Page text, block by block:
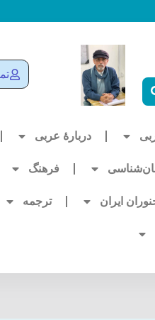
دربارۀ عربی
فرهنگ
ایران ترجمه